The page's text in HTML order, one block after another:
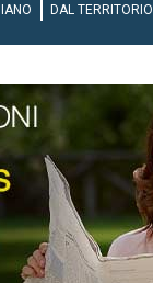
DAL TERRITORIO